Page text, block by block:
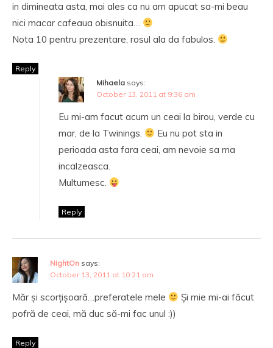
in dimineata asta, mai ales ca nu am apucat sa-mi beau
nici macar cafeaua obisnuita…
Nota 10 pentru prezentare, rosul ala da fabulos.
Reply
Mihaela says:
October 13, 2011 at 9:36 am
Eu mi-am facut acum un ceai la birou, verde cu
mar, de la Twinings.
Eu nu pot sta in
perioada asta fara ceai, am nevoie sa ma
incalzeasca.
Multumesc.
Reply
NightOn says:
October 13, 2011 at 10:21 am
Măr și scorțișoară…preferatele mele
Și mie mi-ai făcut
pofră de ceai, mă duc să-mi fac unul :))
Reply